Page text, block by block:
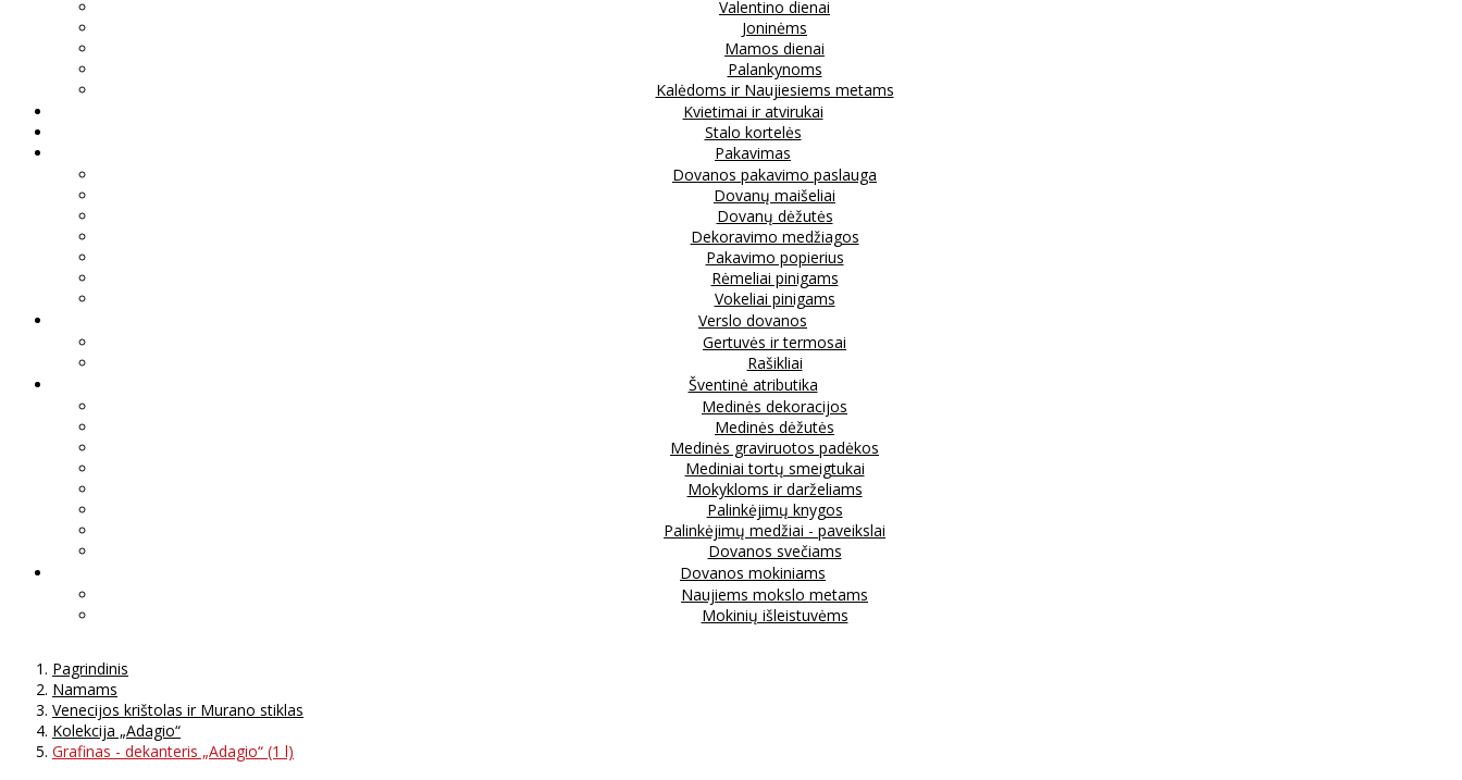
Valentino dienai
Joninėms
Mamos dienai
Palankynoms
Kalėdoms ir Naujiesiems metams
Kvietimai ir atvirukai
Stalo kortelės
Pakavimas
Dovanos pakavimo paslauga
Dovanų maišeliai
Dovanų dėžutės
Dekoravimo medžiagos
Pakavimo popierius
Rėmeliai pinigams
Vokeliai pinigams
Verslo dovanos
Gertuvės ir termosai
Rašikliai
Šventinė atributika
Medinės dekoracijos
Medinės dėžutės
Medinės graviruotos padėkos
Mediniai tortų smeigtukai
Mokykloms ir darželiams
Palinkėjimų knygos
Palinkėjimų medžiai - paveikslai
Dovanos svečiams
Dovanos mokiniams
Naujiems mokslo metams
Mokinių išleistuvėms
Pagrindinis
Namams
Venecijos krištolas ir Murano stiklas
Kolekcija „Adagio“
Grafinas - dekanteris „Adagio“ (1 l)